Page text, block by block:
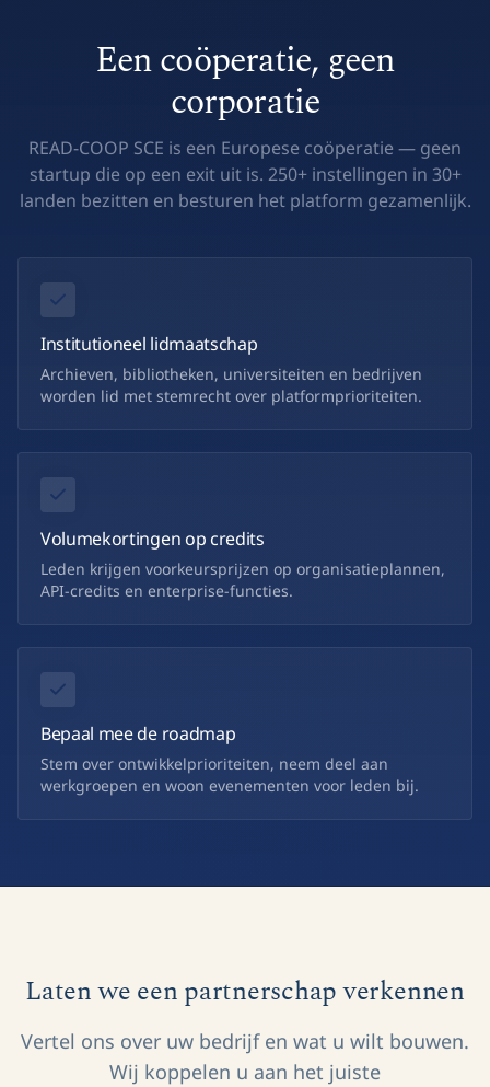
Een coöperatie, geen
corporatie
READ-COOP SCE is een Europese coöperatie — geen
startup die op een exit uit is. 250+ instellingen in 30+
landen bezitten en besturen het platform gezamenlijk.
Institutioneel lidmaatschap
Archieven, bibliotheken, universiteiten en bedrijven
worden lid met stemrecht over platformprioriteiten.
Volumekortingen op credits
Leden krijgen voorkeursprijzen op organisatieplannen,
API-credits en enterprise-functies.
Bepaal mee de roadmap
Stem over ontwikkelprioriteiten, neem deel aan
werkgroepen en woon evenementen voor leden bij.
Laten we een partnerschap verkennen
Vertel ons over uw bedrijf en wat u wilt bouwen.
Wij koppelen u aan het juiste